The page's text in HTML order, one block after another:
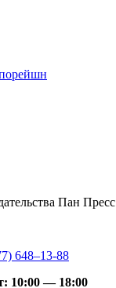
Пан Пресс
648–13-88
10:00 — 18:00